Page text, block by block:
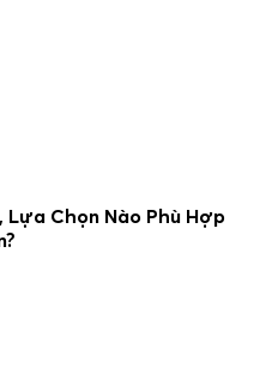
Lựa Chọn Nào Phù Hợp